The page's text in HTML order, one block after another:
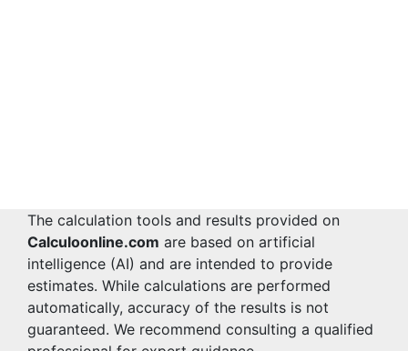
The calculation tools and results provided on
Calculoonline.com are based on artificial
intelligence (AI) and are intended to provide
estimates. While calculations are performed
automatically, accuracy of the results is not
guaranteed. We recommend consulting a qualified